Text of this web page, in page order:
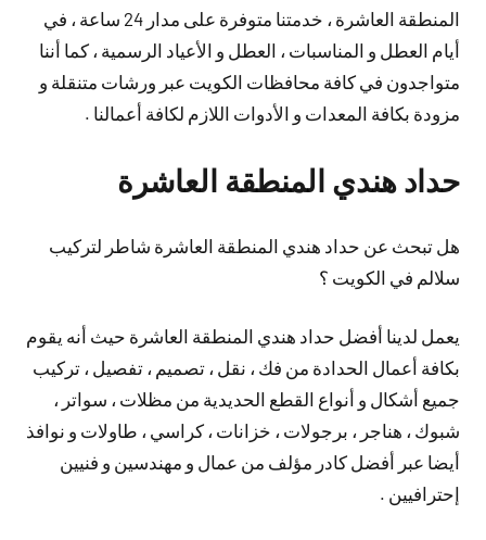
المنطقة العاشرة ، خدمتنا متوفرة على مدار 24 ساعة ، في
أيام العطل و المناسبات ، العطل و الأعياد الرسمية ، كما أننا
متواجدون في كافة محافظات الكويت عبر ورشات متنقلة و
مزودة بكافة المعدات و الأدوات اللازم لكافة أعمالنا .
حداد هندي المنطقة العاشرة
هل تبحث عن حداد هندي المنطقة العاشرة شاطر لتركيب
سلالم في الكويت ؟
يعمل لدينا أفضل حداد هندي المنطقة العاشرة حيث أنه يقوم
بكافة أعمال الحدادة من فك ، نقل ، تصميم ، تفصيل ، تركيب
جميع أشكال و أنواع القطع الحديدية من مظلات ، سواتر ،
شبوك ، هناجر ، برجولات ، خزانات ، كراسي ، طاولات و نوافذ
أيضا عبر أفضل كادر مؤلف من عمال و مهندسين و فنيين
إحترافيين .